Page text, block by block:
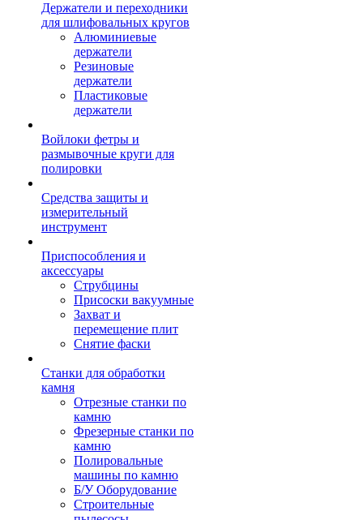
Держатели и переходники
для шлифовальных кругов
Алюминиевые
держатели
Резиновые
держатели
Пластиковые
держатели
Войлоки фетры и
размывочные круги для
полировки
Средства защиты и
измерительный
инструмент
Приспособления и
аксессуары
Струбцины
Присоски вакуумные
Захват и
перемещение плит
Снятие фаски
Станки для обработки
камня
Отрезные станки по
камню
Фрезерные станки по
камню
Полировальные
машины по камню
Б/У Оборудование
Строительные